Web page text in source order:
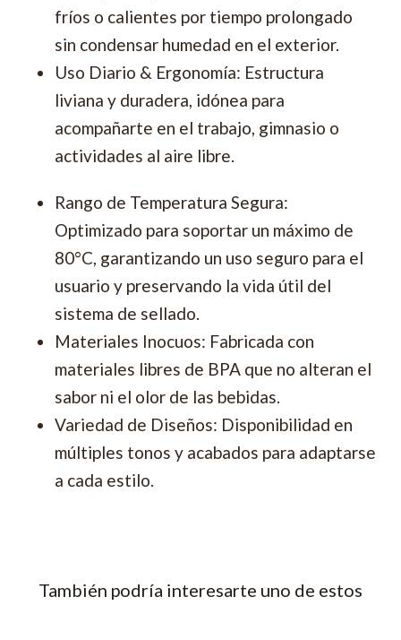
fríos o calientes por tiempo prolongado
sin condensar humedad en el exterior.
Uso Diario & Ergonomía: Estructura
liviana y duradera, idónea para
acompañarte en el trabajo, gimnasio o
actividades al aire libre.
Rango de Temperatura Segura:
Optimizado para soportar un máximo de
80°C, garantizando un uso seguro para el
usuario y preservando la vida útil del
sistema de sellado.
Materiales Inocuos: Fabricada con
materiales libres de BPA que no alteran el
sabor ni el olor de las bebidas.
Variedad de Diseños: Disponibilidad en
múltiples tonos y acabados para adaptarse
a cada estilo.
También podría interesarte uno de estos